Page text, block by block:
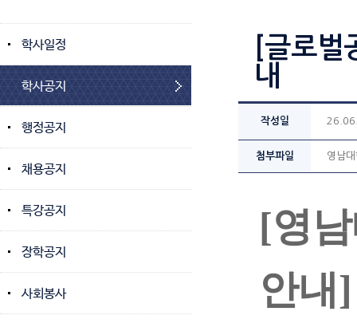
학사일정
학사공지
행정공지
채용공지
특강공지
장학공지
사회봉사
[글로
내
작성일
첨부파일 영남
[영
안내]